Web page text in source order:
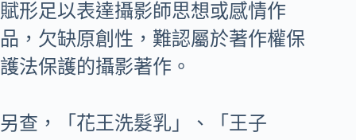
賦形足以表達攝影師思想或感情作
品，欠缺原創性，難認屬於著作權保
護法保護的攝影著作。
另查，「花王洗髮乳」、「王子